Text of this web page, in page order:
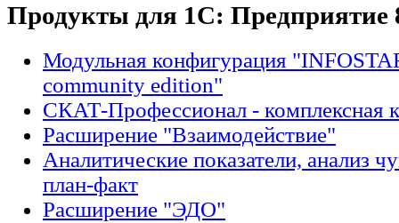
Продукты для 1С: Предприятие
Модульная конфигурация
community edition"
СКАТ-Профессионал - комплексная
Расширение "Взаимодействие"
Аналитические показатели, анализ
план-факт
Расширение "ЭДО"